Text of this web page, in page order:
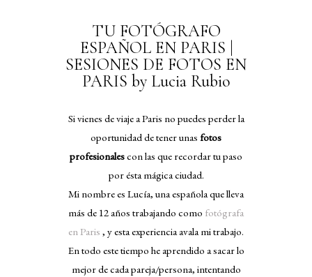
TU FOTÓGRAFO
ESPAÑOL EN PARIS |
SESIONES DE FOTOS EN
PARIS by Lucia Rubio
Si vienes de viaje a Paris no puedes perder la
oportunidad de tener unas fotos
profesionalescon las que recordar tu paso
por ésta mágica ciudad.
Mi nombre es Lucía, una española que lleva
más de 12 años trabajando como fotógrafa
en Paris , y esta experiencia avala mi trabajo.
En todo este tiempo he aprendido a sacar lo
mejor de cada pareja/persona, intentando